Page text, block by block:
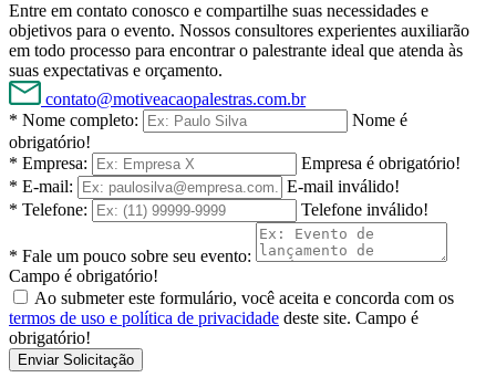
Entre em contato conosco e compartilhe suas necessidades e
objetivos para o evento. Nossos consultores experientes auxiliarão
em todo processo para encontrar o palestrante ideal que atenda às
suas expectativas e orçamento.
contato@motiveacaopalestras.com.br
* Nome completo:
Nome é
obrigatório!
* Empresa:
Empresa é obrigatório!
* E-mail:
E-mail inválido!
* Telefone:
Telefone inválido!
* Fale um pouco sobre seu evento:
Campo é obrigatório!
Ao submeter este formulário, você aceita e concorda com os
termos de uso e política de privacidade deste site. Campo é
obrigatório!
Enviar Solicitação